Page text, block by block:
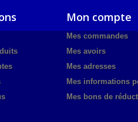
Mon compte
Mes commandes
Mes avoirs
Mes adresses
Mes informations
Mes bons de